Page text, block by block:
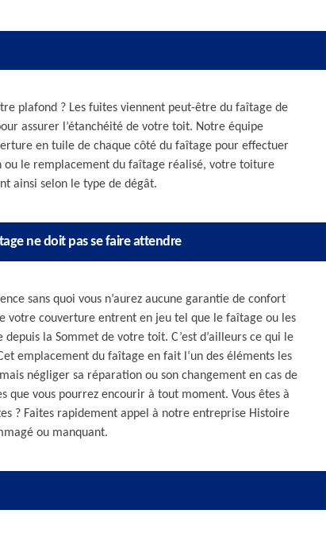
plafond ? Les fuites viennent peut-être du faîtage de
assurer l’étanchéité de votre toit. Notre équipe
en tuile de chaque côté du faîtage pour effectuer
ou le remplacement du faîtage réalisé, votre toiture
ainsi selon le type de dégât.
ne doit pas se faire attendre
sans quoi vous n’aurez aucune garantie de confort
votre couverture entrent en jeu tel que le faîtage ou les
la Sommet de votre toit. C’est d’ailleurs ce qui le
emplacement du faîtage en fait l‘un des éléments les
négliger sa réparation ou son changement en cas de
que vous pourrez encourir à tout moment. Vous êtes à
? Faites rapidement appel à notre entreprise Histoire
ou manquant.